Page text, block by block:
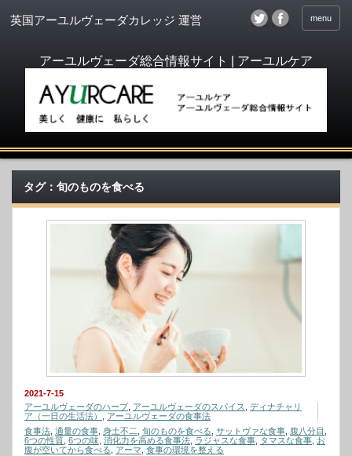
menu
英国アーユルヴェーダカレッジ 運営
タグ：旬のものを食べる
2021-7-15
アーユルヴェーダのハーブ アーユルヴェーダのスパイス
ディナチャリ
ア（一日の生活法）
アーユルヴェーダの食事法
食事法 適量の食事 身土不二 旬のものを食べる サットヴァな食事 腹八分目
6つの性質 6つの味 消化力を高める食事法 ラジャスな食事 タマスな食事 お
腹が空いてから食べる
アーマ 食事の環境を整える